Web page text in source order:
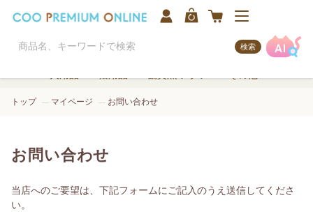
検索
トップ マイページ お問い合わせ
お問い合わせ
当店へのご要望は、下記フォームにご記入のうえ送信してくださ
い。